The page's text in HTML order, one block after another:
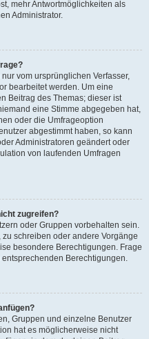
mehr Antwortmöglichkeiten als
Administrator.
vom ursprünglichen Verfasser,
bearbeitet werden. Um eine
Beitrag des Themas; dieser ist
eine Stimme abgegeben hat,
oder die Umfrageoption
abgestimmt haben, so kann
Administratoren geändert oder
von laufenden Umfragen
zugreifen?
oder Gruppen vorbehalten sein.
schreiben oder andere Vorgänge
besondere Berechtigungen. Frage
Berechtigungen.
Gruppen und einzelne Benutzer
hat es möglicherweise nicht